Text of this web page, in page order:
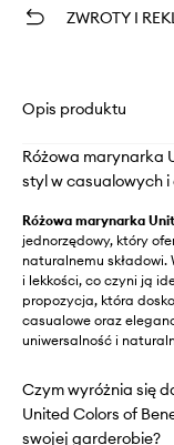
ZWROTY I
Opis produktu
Różowa marynarka
styl w casualowych
Różowa marynarka
jednorzędowy, który
naturalnemu składowi.
i lekkości, co czyni ją
propozycja, która
casualowe oraz
uniwersalność i
Czym wyróżnia się
United Colors of
swojej garderobie?